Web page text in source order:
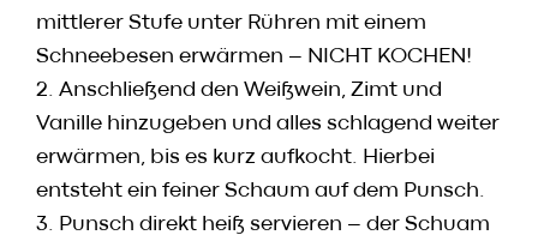
mittlerer Stufe unter Rühren mit einem
Schneebesen erwärmen – NICHT KOCHEN!
2. Anschließend den Weißwein, Zimt und
Vanille hinzugeben und alles schlagend weiter
erwärmen, bis es kurz aufkocht. Hierbei
entsteht ein feiner Schaum auf dem Punsch.
3. Punsch direkt heiß servieren – der Schuam